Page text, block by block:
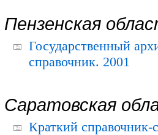
Пензенская
Государственный
справочник. 2001
Саратовская
Краткий